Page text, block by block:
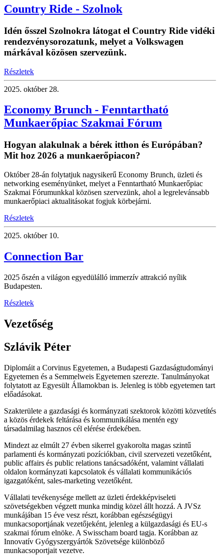
Country Ride - Szolnok
Idén ősszel Szolnokra látogat el Country Ride vidéki
rendezvénysorozatunk, melyet a Volkswagen
márkával közösen szervezünk.
Részletek
2025. október 28.
Economy Brunch - Fenntartható
Munkaerőpiac Szakmai Fórum
Hogyan alakulnak a bérek itthon és Európában?
Mit hoz 2026 a munkaerőpiacon?
Október 28-án folytatjuk nagysikerű Economy Brunch, üzleti és
networking eseményünket, melyet a Fenntartható Munkaerőpiac
Szakmai Fórumunkkal közösen szervezünk, ahol a legrelevánsabb
munkaerőpiaci aktualitásokat fogjuk körbejárni.
Részletek
2025. október 10.
Connection Bar
2025 őszén a világon egyedülálló immerzív attrakció nyílik
Budapesten.
Részletek
Vezetőség
Szlávik Péter
Diplomáit a Corvinus Egyetemen, a Budapesti Gazdaságtudományi
Egyetemen és a Semmelweis Egyetemen szerezte. Tanulmányokat
folytatott az Egyesült Államokban is. Jelenleg is több egyetemen tart
előadásokat.
Szakterülete a gazdasági és kormányzati szektorok közötti közvetítés
a közös érdekek feltárása és kommunikálása mentén egy
társadalmilag hasznos cél elérése érdekében.
Mindezt az elmúlt 27 évben sikerrel gyakorolta magas szintű
parlamenti és kormányzati pozíciókban, civil szervezeti vezetőként,
public affairs és public relations tanácsadóként, valamint vállalati
oldalon kormányzati kapcsolatok és vállalati kommunikációs
igazgatóként, sales-marketing vezetőként.
Vállalati tevékenysége mellett az üzleti érdekképviseleti
szövetségekben végzett munka mindig közel állt hozzá. A JVSz
munkájában 15 éve vesz részt, korábban egészségügyi
munkacsoportjának vezetőjeként, jelenleg a külgazdasági és EU-s
szakmai fórum elnöke. A Swisscham board tagja. Korábban az
Innovatív Gyógyszergyártók Szövetsége különböző
munkacsoportjait vezetve.